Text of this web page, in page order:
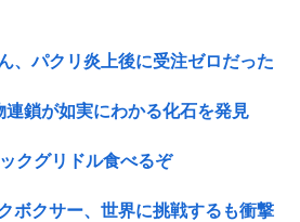
、パクリ炎上後に受注ゼロだった
連鎖が如実にわかる化石を発見
クグリドル食べるぞ
ボクサー、世界に挑戦するも衝撃